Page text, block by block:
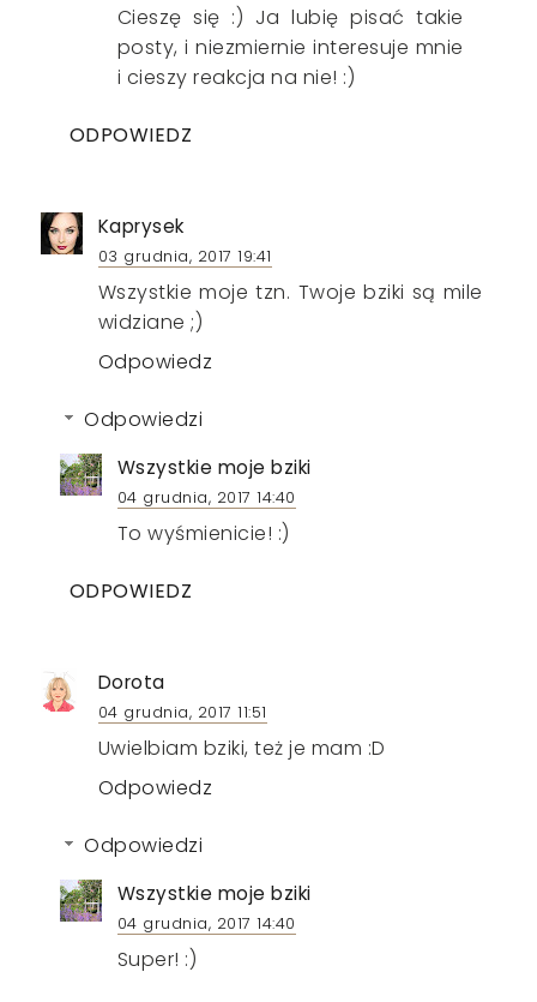
Cieszę się :) Ja lubię pisać takie
posty, i niezmiernie interesuje mnie
i cieszy reakcja na nie! :)
ODPOWIEDZ
Kaprysek
03 grudnia, 2017 19:41
Wszystkie moje tzn. Twoje bziki są mile
widziane ;)
Odpowiedz
Odpowiedzi
Wszystkie moje bziki
04 grudnia, 2017 14:40
To wyśmienicie! :)
ODPOWIEDZ
Dorota
04 grudnia, 2017 11:51
Uwielbiam bziki, też je mam :D
Odpowiedz
Odpowiedzi
Wszystkie moje bziki
04 grudnia, 2017 14:40
Super! :)